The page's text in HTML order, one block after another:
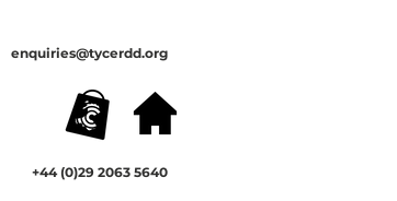
enquiries@tycerdd.org
+44 (0)29 2063 5640